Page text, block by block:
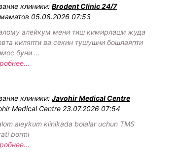
клиники: Brodent Clinic 24/7
05.08.2026 07:53
алейкум мени тиш кимирлаши жуда
киляпти ва секин тушушни бошлаяпти
буни ...
клиники: Javohir Medical Centre
Medical Centre 23.07.2026 07:54
aleykum klinikada bolalar uchun TMS
bormi